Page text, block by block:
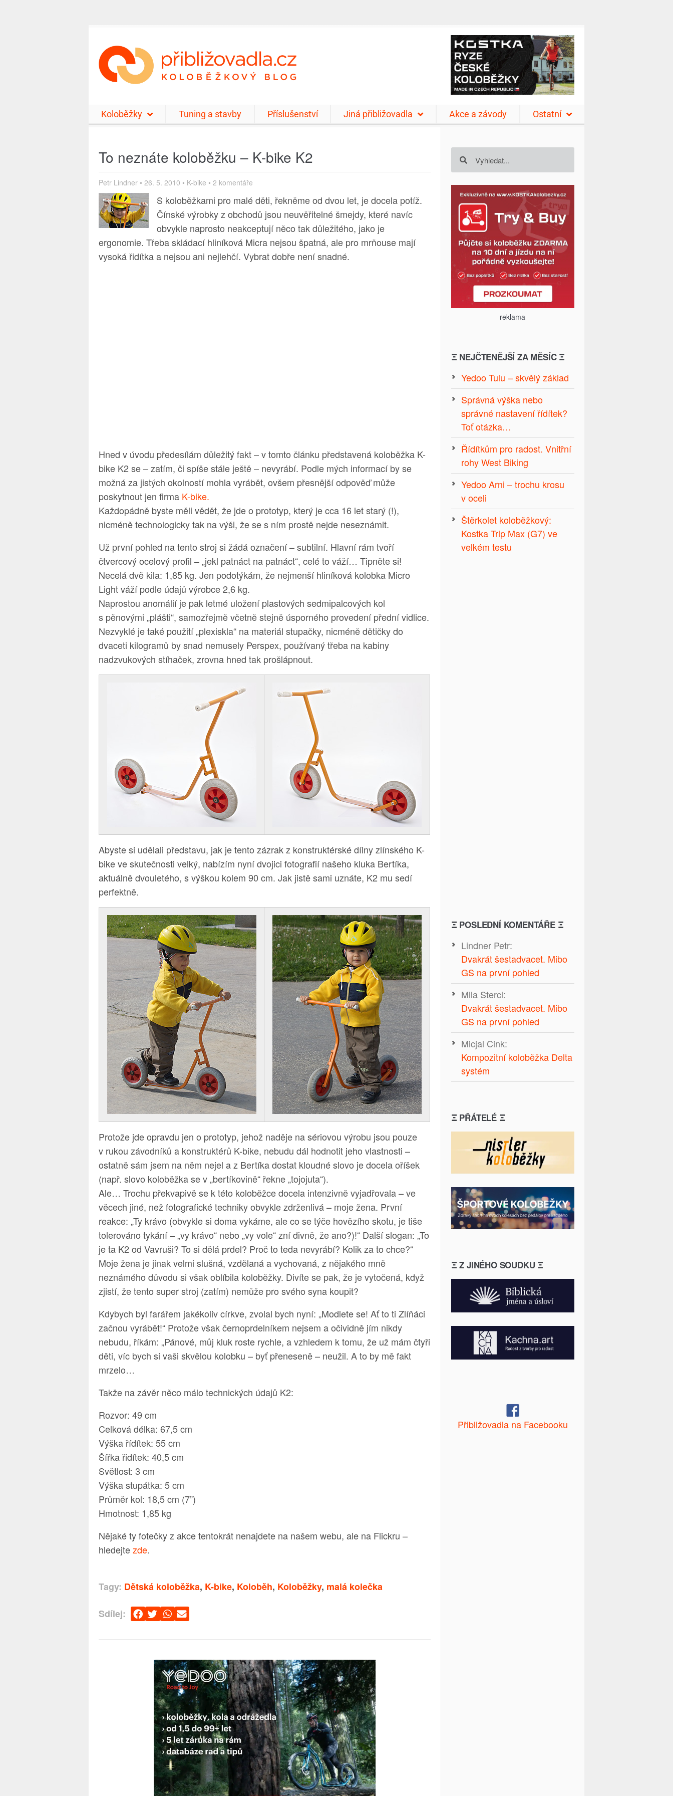
Koloběžky Tuning a stavby Příslušenství Jiná přibližovadla Akce a závody Ostatní
To neznáte koloběžku – K-bike K2
Petr Lindner • 26. 5. 2010 • K-bike • 2 komentáře
S koloběžkami pro malé děti, řekněme od dvou let, je docela potíž.
Čínské výrobky z obchodů jsou neuvěřitelné šmejdy, které navíc
obvykle naprosto neakceptují něco tak důležitého, jako je
ergonomie. Třeba skládací hliníková Micra nejsou špatná, ale pro mrňouse mají
vysoká řidítka a nejsou ani nejlehčí. Vybrat dobře není snadné.
Hned v úvodu předesílám důležitý fakt – v tomto článku představená koloběžka K-
bike K2 se – zatím, či spíše stále ještě – nevyrábí. Podle mých informací by se
možná za jistých okolností mohla vyrábět, ovšem přesnější odpověď může
poskytnout jen firma K-bike.
Každopádně byste měli vědět, že jde o prototyp, který je cca 16 let starý (!),
nicméně technologicky tak na výši, že se s ním prostě nejde neseznámit.
Už první pohled na tento stroj si žádá označení – subtilní. Hlavní rám tvoří
čtvercový ocelový profil – „jekl patnáct na patnáct“, celé to váží… Tipněte si!
Necelá dvě kila: 1,85 kg. Jen podotýkám, že nejmenší hliníková kolobka Micro
Light váží podle údajů výrobce 2,6 kg.
Naprostou anomálií je pak letmé uložení plastových sedmipalcových kol
s pěnovými „plášti“, samozřejmě včetně stejně úsporného provedení přední vidlice.
Nezvyklé je také použití „plexiskla“ na materiál stupačky, nicméně dětičky do
dvaceti kilogramů by snad nemusely Perspex, používaný třeba na kabiny
nadzvukových stíhaček, zrovna hned tak prošlápnout.
Abyste si udělali představu, jak je tento zázrak z konstruktérské dílny zlínského K-
bike ve skutečnosti velký, nabízím nyní dvojici fotografií našeho kluka Bertíka,
aktuálně dvouletého, s výškou kolem 90 cm. Jak jistě sami uznáte, K2 mu sedí
perfektně.
Protože jde opravdu jen o prototyp, jehož naděje na sériovou výrobu jsou pouze
v rukou závodníků a konstruktérů K-bike, nebudu dál hodnotit jeho vlastnosti –
ostatně sám jsem na něm nejel a z Bertíka dostat kloudné slovo je docela oříšek
(např. slovo koloběžka se v „bertíkovině“ řekne „tojojuta“).
Ale… Trochu překvapivě se k této koloběžce docela intenzivně vyjadřovala – ve
věcech jiné, než fotografické techniky obvykle zdrženlivá – moje žena. První
reakce: „Ty krávo (obvykle si doma vykáme, ale co se týče hovězího skotu, je tiše
tolerováno tykání – „vy krávo“ nebo „vy vole“ zní divně, že ano?)!“ Další slogan: „To
je ta K2 od Vavruši? To si dělá prdel? Proč to teda nevyrábí? Kolik za to chce?“
Moje žena je jinak velmi slušná, vzdělaná a vychovaná, z nějakého mně
neznámého důvodu si však oblíbila koloběžky. Divíte se pak, že je vytočená, když
zjistí, že tento super stroj (zatím) nemůže pro svého syna koupit?
Kdybych byl farářem jakékoliv církve, zvolal bych nyní: „Modlete se! Ať to ti Zlíňáci
začnou vyrábět!“ Protože však černoprdelníkem nejsem a očividně jím nikdy
nebudu, říkám: „Pánové, můj kluk roste rychle, a vzhledem k tomu, že už mám čtyři
děti, víc bych si vaši skvělou kolobku – byť přeneseně – neužil. A to by mě fakt
mrzelo…
Takže na závěr něco málo technických údajů K2:
Rozvor: 49 cm
Celková délka: 67,5 cm
Výška řídítek: 55 cm
Šířka řidítek: 40,5 cm
Světlost: 3 cm
Výška stupátka: 5 cm
Průměr kol: 18,5 cm (7”)
Hmotnost: 1,85 kg
Nějaké ty fotečky z akce tentokrát nenajdete na našem webu, ale na Flickru –
hledejtezde.
Tagy: Dětská koloběžka, K-bike, Koloběh, Koloběžky, malá kolečka
Sdílej:
reklama
Ξ NEJČTENĚJŠÍ ZA MĚSÍC Ξ
Yedoo Tulu – skvělý základ
Správná výška nebo
správné nastavení řídítek?
Toť otázka…
Řídítkům pro radost. Vnitřní
rohy West Biking
Yedoo Arni – trochu krosu
v oceli
Štěrkolet koloběžkový:
Kostka Trip Max (G7) ve
velkém testu
Ξ POSLEDNÍ KOMENTÁŘE Ξ
Lindner Petr:
Dvakrát šestadvacet. Mibo
GS na první pohled
Mila Stercl:
Dvakrát šestadvacet. Mibo
GS na první pohled
Micjal Cink:
Kompozitní koloběžka Delta
systém
Ξ PŘÁTELÉ Ξ
Ξ Z JINÉHO SOUDKU Ξ
Přibližovadla na Facebooku